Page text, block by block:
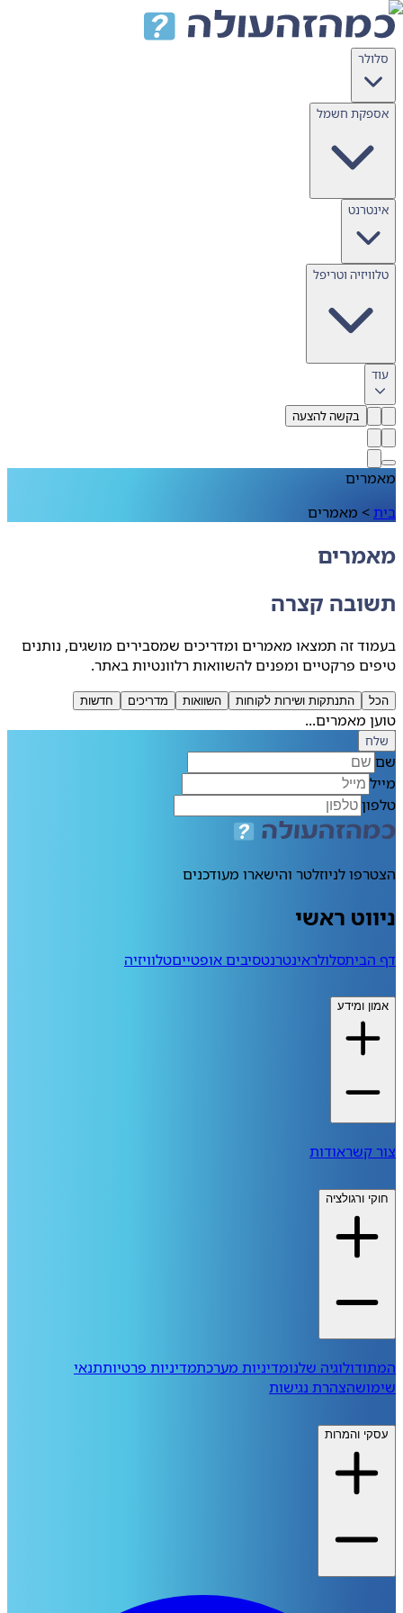
דלג לתוכן
סלולר
אספקת חשמל
אינטרנט
טלוויזיה וטריפל
עוד
בקשה להצעה
מאמרים
בית> מאמרים
מאמרים
תשובה קצרה
בעמוד זה תמצאו מאמרים ומדריכים שמסבירים מושגים, נותנים
טיפים פרקטיים ומפנים להשוואות רלוונטיות באתר.
הכל התנתקות ושירות לקוחות השוואות מדריכים חדשות
טוען מאמרים...
שלח
שם
מייל
טלפון
הצטרפו לניוזלטר והישארו מעודכנים
ניווט ראשי
דף הביתסלולראינטרנטסיבים אופטייםטלוויזיה
אמון ומידע
צור קשראודות
חוקי ורגולציה
המתודולוגיה שלנומדיניות מערכתמדיניות פרטיותתנאי
שימושהצהרת נגישות
עסקי והמרות